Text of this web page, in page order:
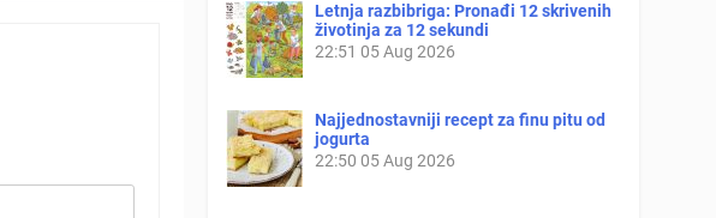
Letnja razbibriga: Pronađi 12 skrivenih
životinja za 12 sekundi
22:51 05 Aug 2026
Najjednostavniji recept za finu pitu od
jogurta
22:50 05 Aug 2026